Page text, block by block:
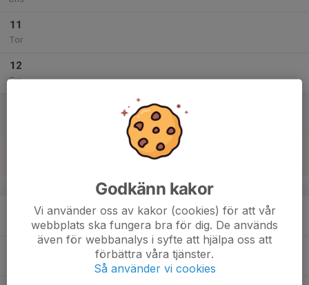
11
Tor
12
Fre
v.51
Godkänn kakor
Vi använder oss av kakor (cookies) för att vår
webbplats ska fungera bra för dig. De används
även för webbanalys i syfte att hjälpa oss att
förbättra våra tjänster.
Så använder vi cookies